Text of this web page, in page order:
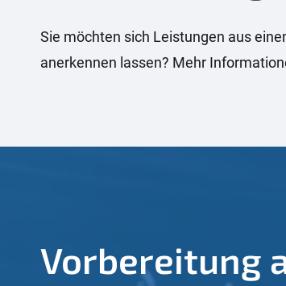
Sie möchten sich Leistungen aus
anerkennen lassen? Mehr
Vorbereitung